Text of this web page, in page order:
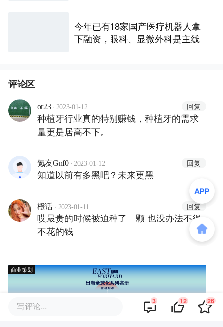
今年已有18家国产医疗机器人拿
下融资，眼科、显微外科是主线
评论区
or23 · 2023-01-12 回复
种植牙行业真的特别赚钱，种植牙的需求
量更是居高不下。
氪友Gnf0 · 2023-01-12 回复
知道以前有多黑吧？未来更黑
橙话 · 2023-01-11 回复
哎最贵的时候被迫种了一颗 也没办法不得
不花的钱
商业策划
写评论... 3 12 26